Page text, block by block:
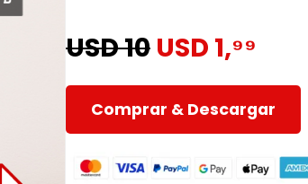
USD 10 USD 1,⁹⁹
Comprar & Descargar